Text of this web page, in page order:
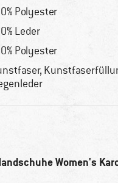
Polyester
Leder
Polyester
Women's